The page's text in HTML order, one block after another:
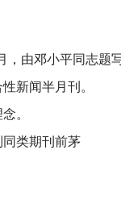
，由邓小平同志题
新闻半月刊。
。
类期刊前茅